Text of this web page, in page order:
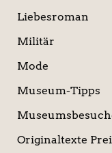
Liebesroman
Militär
Mode
Museum-Tipps
Originaltexte